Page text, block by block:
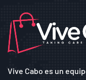
Vive Cabo es un